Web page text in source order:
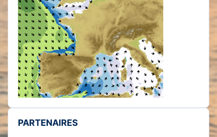
PARTENAIRES